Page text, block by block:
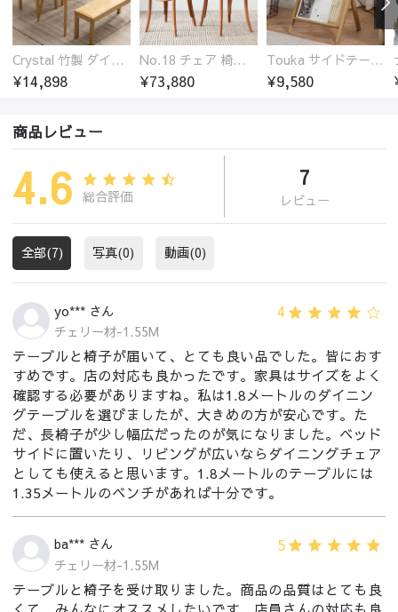
Crystal 竹製 ダイニングテーブル
¥14,898
No.18 チェア 椅子 ケヤキ材 無垢材
¥73,880
Touka サイドテーブル 竹製 モールガラス コンパクト 軽い ラタン編み
¥9,580
商品レビュー
4.6 総合評価
7
レビュー
全部(7) 写真(0) 動画(0)
yo*** さん 4
チェリー材-1.55M
テーブルと椅子が届いて、とても良い品でした。皆におす
すめです。店の対応も良かったです。家具はサイズをよく
確認する必要がありますね。私は1.8メートルのダイニン
グテーブルを選びましたが、大きめの方が安心です。た
だ、長椅子が少し幅広だったのが気になりました。ベッド
サイドに置いたり、リビングが広いならダイニングチェア
としても使えると思います。1.8メートルのテーブルには
1.35メートルのベンチがあれば十分です。
ba*** さん 5
チェリー材-1.55M
テーブルと椅子を受け取りました。商品の品質はとても良